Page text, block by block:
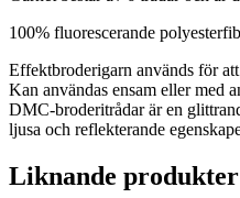
100% fluorescerande
Effektbroderigarn används för
Kan användas ensam eller med
DMC-broderitrådar är en
ljusa och reflekterande
Liknande produkter